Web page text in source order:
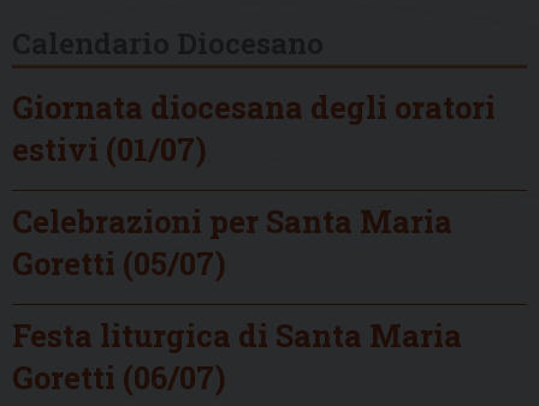
Giornata diocesana degli oratori
estivi (01/07)
Celebrazioni per Santa Maria
Goretti (05/07)
Festa liturgica di Santa Maria
Goretti (06/07)